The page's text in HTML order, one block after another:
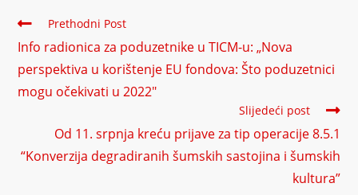
Prethodni Post
Info radionica za poduzetnike u TICM-u: „Nova
perspektiva u korištenje EU fondova: Što poduzetnici
mogu očekivati u 2022″
Slijedeći post
Od 11. srpnja kreću prijave za tip operacije 8.5.1
“Konverzija degradiranih šumskih sastojina i šumskih
kultura”